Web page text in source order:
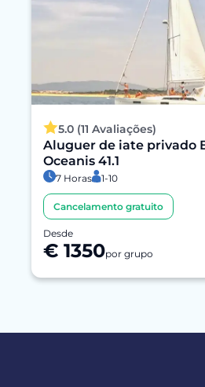
5.0 (11 Avaliações)
Aluguer de iate privado
Oceanis 41.1
7 Horas 1-10
Cancelamento gratuito
Desde
€ 1350por grupo